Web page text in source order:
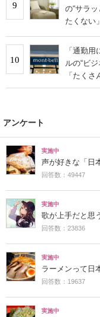
9
の“サラ
たくない
10
「通勤
ルの“ビ
「たく
アンケート
実施中
声が好きな「日
回答数：49447
実施中
歌が上手だと思
回答数：23836
実施中
ラーメンって日
回答数：19637
実施中